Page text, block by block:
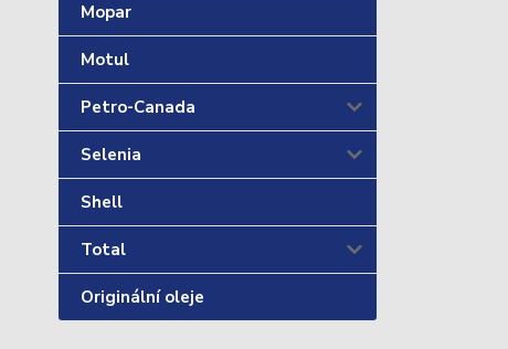
Mopar
Motul
Petro-Canada
Selenia
Shell
Total
Originální oleje